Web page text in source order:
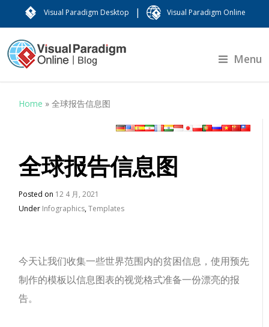
Visual Paradigm Desktop | Visual Paradigm Online
Menu
Home »全球报告信息图
全球报告信息图
Posted on 12 4 月, 2021
Under Infographics,Templates
今天让我们收集一些世界范围内的贫困信息，使用预先
制作的模板以信息图表的视觉格式准备一份漂亮的报
告。